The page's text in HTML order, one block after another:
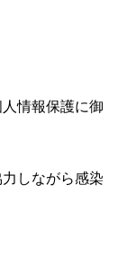
情報保護に御
しながら感染